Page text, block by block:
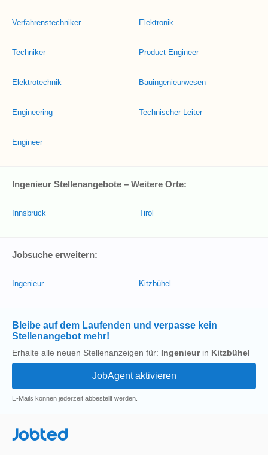
Verfahrenstechniker
Techniker
Elektrotechnik
Engineering
Engineer
Elektronik
Product Engineer
Bauingenieurwesen
Technischer Leiter
Ingenieur Stellenangebote – Weitere Orte:
Innsbruck Tirol
Jobsuche erweitern:
Ingenieur Kitzbühel
Bleibe auf dem Laufenden und verpasse kein
Stellenangebot mehr!
Erhalte alle neuen Stellenanzeigen für: Ingenieurin Kitzbühel
E-Mails können jederzeit abbestellt werden.
Jobted